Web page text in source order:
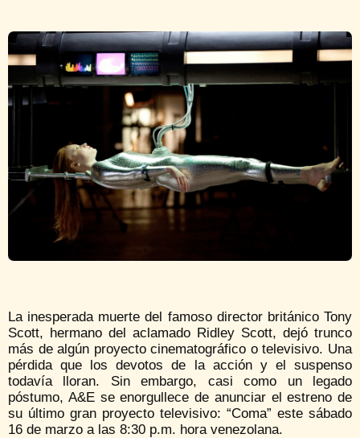
La inesperada muerte del famoso director británico Tony
Scott, hermano del aclamado Ridley Scott, dejó trunco
más de algún proyecto cinematográfico o televisivo. Una
pérdida que los devotos de la acción y el suspenso
todavía lloran. Sin embargo, casi como un legado
póstumo, A&E se enorgullece de anunciar el estreno de
su último gran proyecto televisivo: “Coma” este sábado
16 de marzo a las 8:30 p.m. hora venezolana.